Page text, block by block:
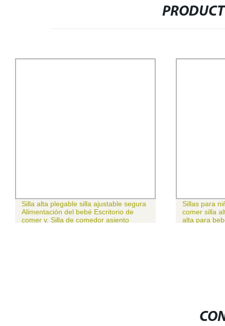
Silla alta plegable silla ajustable segura
Alimentación del bebé Escritorio de
comer y. Silla de comedor asiento
Sillas para
comer silla
alta para